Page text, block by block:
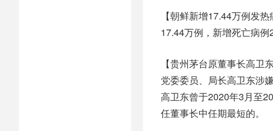
【朝鲜新增17.44万例发
17.44万例，新增死亡病例
【贵州茅台原董事长高
党委委员、局长高卫东涉
高卫东曾于2020年3月至
任董事长中任期最短的。